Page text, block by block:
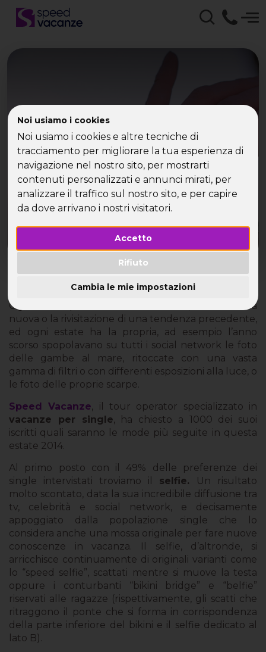
Noi usiamo i cookies
Noi usiamo i cookies e altre tecniche di
tracciamento per migliorare la tua esperienza di
navigazione nel nostro sito, per mostrarti
contenuti personalizzati e annunci mirati, per
analizzare il traffico sul nostro sito, e per capire
da dove arrivano i nostri visitatori.
Accetto
Rifiuto
Cambia le mie impostazioni
I trend dell’estate 2014
secondo i single
Spopolano i selfie
Ogni anno spunta una nuova moda, che sia tutta
nuova o la rivisitazione di una tendenza precedente,
ed ogni estate ha la propria, ad esempio l’anno
scorso spopolavano su tutti i social network le foto
delle gambe al mare, ritoccate con una vasta
gamma di filtri o con differenti esposizioni alla luce, o
le foto delle proprie scarpe.
Speed Vacanze, il tour operator specializzato in
vacanze per single, ha chiesto a 1000 dei suoi
iscritti quali saranno le mode più seguite in questa
estate 2014.
Al primo posto con il 49% delle preferenze dei
single intervistati troviamo il selfie.
Un risultato
molto scontato, data la sua incredibile diffusione tra
tv, celebrità e social network, e decisamente
appoggiato dalla popolazione single che lo
considera anche una mossa originale per fare nuove
conoscenze in vacanza. Il selfie, d’altronde, si
arricchisce continuamente di originali varianti come
lo “speed selfie”, scattati mentre si muove la testa
oppure i conturbanti “bikini bridge” e “belfie”
riservati alle ragazze (rispettivamente, gli scatti che
ritraggono il ponte che si forma in corrispondenza
della parte inferiore del bikini e il selfie dedicato al
lato B).